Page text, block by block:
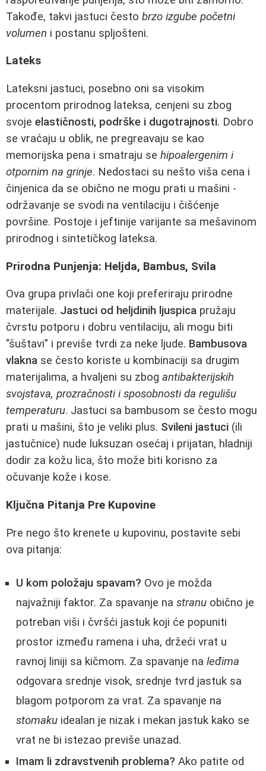
Takođe, takvi jastuci često brzo izgube početni
volumen i postanu spljošteni.
Lateks
Lateksni jastuci, posebno oni sa visokim
procentom prirodnog lateksa, cenjeni su zbog
svoje elastičnosti, podrške i dugotrajnosti. Dobro
se vraćaju u oblik, ne pregreavaju se kao
memorijska pena i smatraju se hipoalergenim i
otpornim na grinje. Nedostaci su nešto viša cena i
činjenica da se obično ne mogu prati u mašini -
održavanje se svodi na ventilaciju i čišćenje
površine. Postoje i jeftinije varijante sa mešavinom
prirodnog i sintetičkog lateksa.
Prirodna Punjenja: Heljda, Bambus, Svila
Ova grupa privlači one koji preferiraju prirodne
materijale. Jastuci od heljdinih ljuspica pružaju
čvrstu potporu i dobru ventilaciju, ali mogu biti
"šuštavi" i previše tvrdi za neke ljude. Bambusova
vlakna se često koriste u kombinaciji sa drugim
materijalima, a hvaljeni su zbog antibakterijskih
svojstava, prozračnosti i sposobnosti da regulišu
temperaturu. Jastuci sa bambusom se često mogu
prati u mašini, što je veliki plus. Svileni jastuci (ili
jastučnice) nude luksuzan osećaj i prijatan, hladniji
dodir za kožu lica, što može biti korisno za
očuvanje kože i kose.
Ključna Pitanja Pre Kupovine
Pre nego što krenete u kupovinu, postavite sebi
ova pitanja:
U kom položaju spavam? Ovo je možda
najvažniji faktor. Za spavanje na stranu obično je
potreban viši i čvršći jastuk koji će popuniti
prostor između ramena i uha, držeći vrat u
ravnoj liniji sa kičmom. Za spavanje na leđima
odgovara srednje visok, srednje tvrd jastuk sa
blagom potporom za vrat. Za spavanje na
stomaku idealan je nizak i mekan jastuk kako se
vrat ne bi istezao previše unazad.
Imam li zdravstvenih problema? Ako patite od